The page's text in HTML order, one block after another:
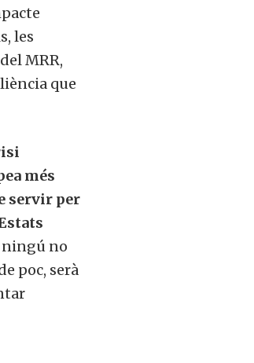
les
MRR,
que
més
servir per
no
poc, serà
a Catalunya?
ser un